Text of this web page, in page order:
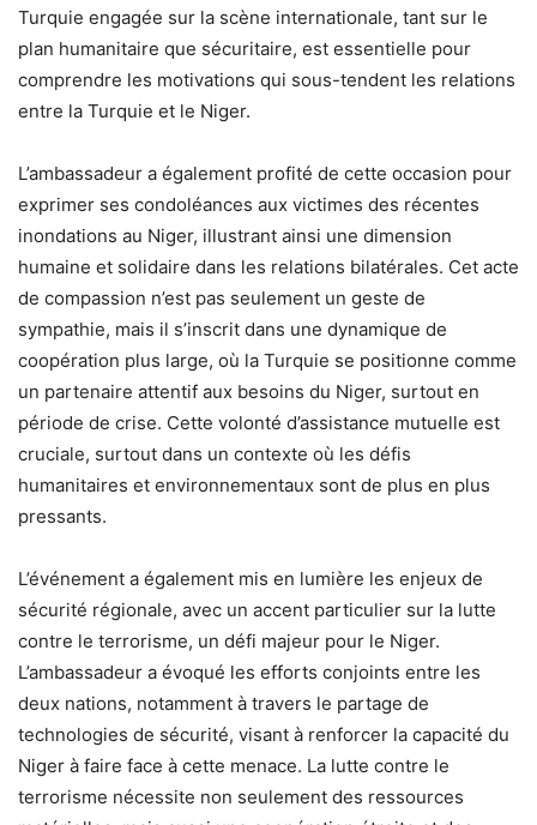
Turquie engagée sur la scène internationale, tant sur le
plan humanitaire que sécuritaire, est essentielle pour
comprendre les motivations qui sous-tendent les relations
entre la Turquie et le Niger.
L’ambassadeur a également profité de cette occasion pour
exprimer ses condoléances aux victimes des récentes
inondations au Niger, illustrant ainsi une dimension
humaine et solidaire dans les relations bilatérales. Cet acte
de compassion n’est pas seulement un geste de
sympathie, mais il s’inscrit dans une dynamique de
coopération plus large, où la Turquie se positionne comme
un partenaire attentif aux besoins du Niger, surtout en
période de crise. Cette volonté d’assistance mutuelle est
cruciale, surtout dans un contexte où les défis
humanitaires et environnementaux sont de plus en plus
pressants.
L’événement a également mis en lumière les enjeux de
sécurité régionale, avec un accent particulier sur la lutte
contre le terrorisme, un défi majeur pour le Niger.
L’ambassadeur a évoqué les efforts conjoints entre les
deux nations, notamment à travers le partage de
technologies de sécurité, visant à renforcer la capacité du
Niger à faire face à cette menace. La lutte contre le
terrorisme nécessite non seulement des ressources